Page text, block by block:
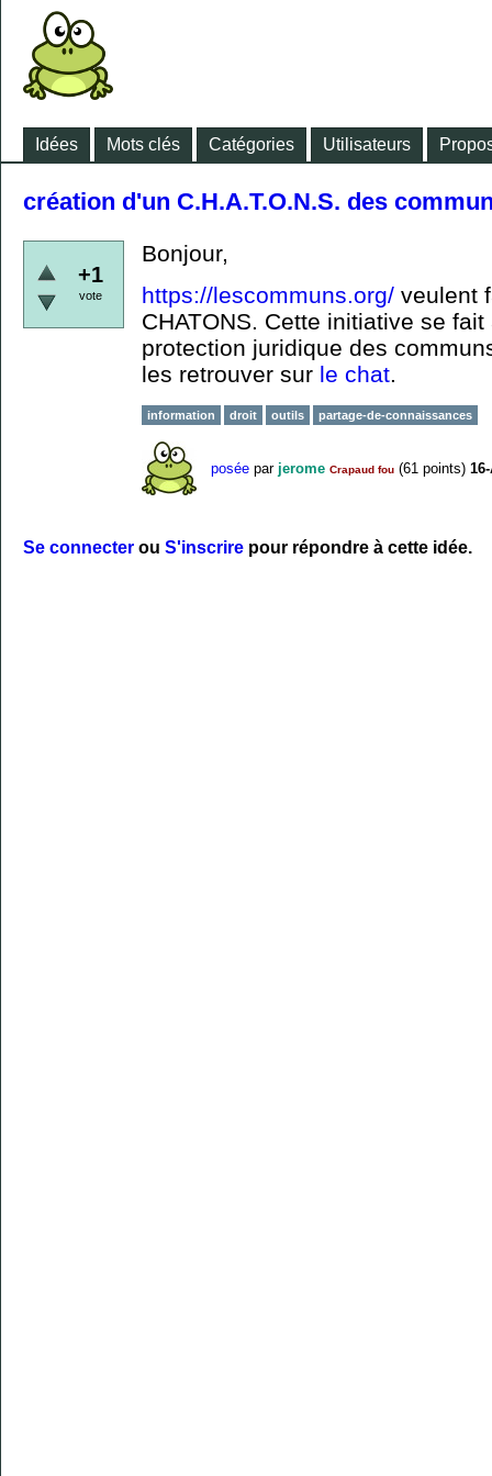
Idées Mots clés Catégories Utilisateurs
création d'un C.H.A.T.O.N.S. des
+1
vote
Bonjour,
https://lescommuns.org/ veulent
CHATONS. Cette initiative se
protection juridique des
les retrouver sur le chat.
information droit outils partage-de-connaissances
posée par jerome Crapaud fou (61 points)
Se connecter ou S'inscrire pour répondre à cette idée.